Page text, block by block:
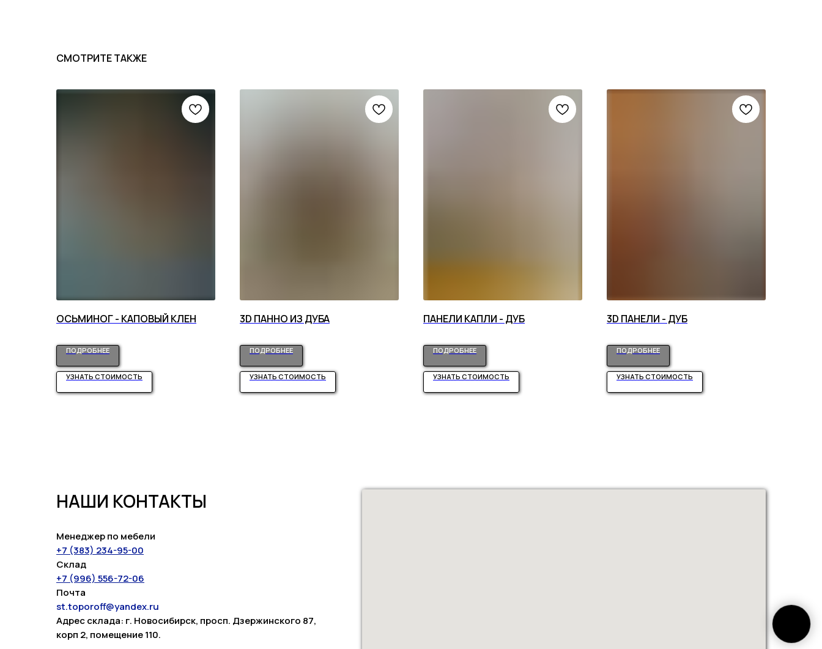
СМОТРИТЕ ТАКЖЕ
ОСЬМИНОГ - КАПОВЫЙ КЛЕН
ПОДРОБНЕЕ
УЗНАТЬ СТОИМОСТЬ
3D ПАННО ИЗ ДУБА
ПОДРОБНЕЕ
УЗНАТЬ СТОИМОСТЬ
ПАНЕЛИ КАПЛИ - ДУБ
ПОДРОБНЕЕ
УЗНАТЬ СТОИМОСТЬ
3D ПАНЕЛИ - ДУБ
ПОДРОБНЕЕ
УЗНАТЬ СТОИМОСТЬ
НАШИ КОНТАКТЫ
Менеджер по мебели
+7 (383) 234-95-00
Склад
+7 (996) 556-72-06
Почта
st.toporoff@yandex.ru
Адрес склада: г. Новосибирск, просп. Дзержинского 87,
корп 2, помещение 110.